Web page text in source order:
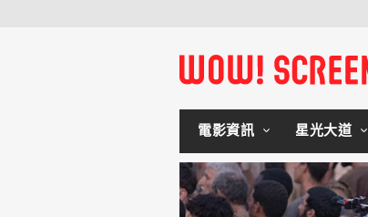
電影資訊 星光大道